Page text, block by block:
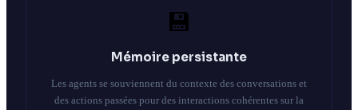
💾
Mémoire persistante
Les agents se souviennent du contexte des conversations et
des actions passées pour des interactions cohérentes sur la